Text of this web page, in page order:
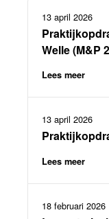
13 april 2026
Welle (M&P
Lees meer
13 april 2026
Lees meer
18 februari 2026